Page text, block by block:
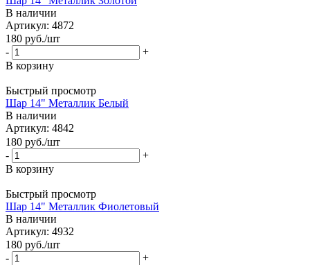
В наличии
Артикул: 4872
180 руб./шт
-
+
В корзину
Быстрый просмотр
Шар 14" Металлик Белый
В наличии
Артикул: 4842
180 руб./шт
-
+
В корзину
Быстрый просмотр
Шар 14" Металлик Фиолетовый
В наличии
Артикул: 4932
180 руб./шт
-
+